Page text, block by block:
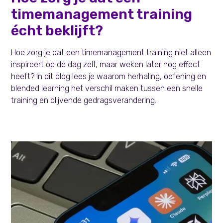
timemanagement training
écht beklijft?
Hoe zorg je dat een timemanagement training niet alleen
inspireert op de dag zelf, maar weken later nog effect
heeft? In dit blog lees je waarom herhaling, oefening en
blended learning het verschil maken tussen een snelle
training en blijvende gedragsverandering.